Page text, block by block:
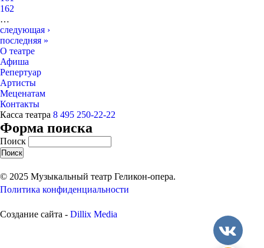
162
…
следующая ›
последняя »
О театре
Афиша
Репертуар
Артисты
Меценатам
Контакты
Касса театра 8 495 250-22-22
Форма поиска
Поиск
© 2025 Музыкальный театр Геликон-опера.
Политика конфиденциальности
Создание сайта - Dillix Media